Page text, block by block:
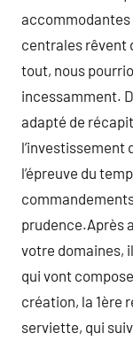
centrales rêvent
tout, nous
incessamment.
adapté de
l’épreuve du
prudence.Après
votre domaines,
qui vont
création, la 1ère
serviette, qui